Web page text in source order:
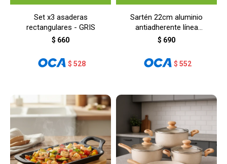
Set x3 asaderas
rectangulares - GRIS
$ 660
$ 528
Sartén 22cm aluminio
antiadherente línea
cerámica - BEIGE
$ 690
$ 552